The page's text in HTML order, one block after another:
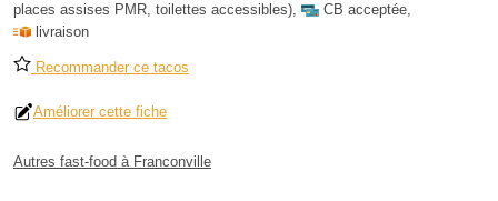
places assises PMR, toilettes accessibles), CB acceptée,
livraison
Recommander ce tacos
Améliorer cette fiche
Autres fast-food à Franconville